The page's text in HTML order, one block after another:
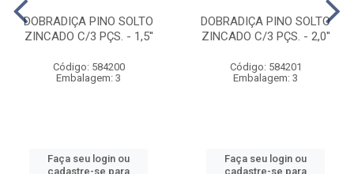
DOBRADIÇA PINO SOLTO
ZINCADO C/3 PÇS. - 1,5''
Código: 584200
Embalagem: 3
Faça seu login ou
cadastre-se para
DOBRADIÇA PINO SOLTO
ZINCADO C/3 PÇS. - 2,0''
Código: 584201
Embalagem: 3
Faça seu login ou
cadastre-se para